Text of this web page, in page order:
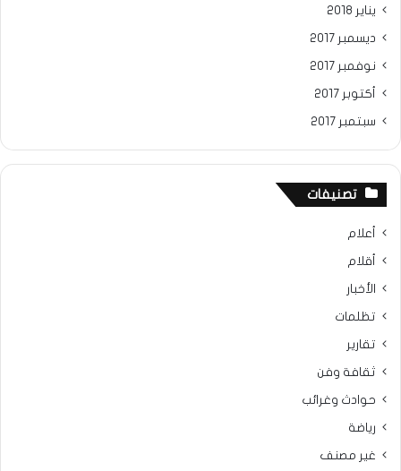
يناير 2018
ديسمبر 2017
نوفمبر 2017
أكتوبر 2017
سبتمبر 2017
تصنيفات
أعلام
أقلام
الأخبار
تظلمات
تقارير
ثقافة وفن
حوادث وغرائب
رياضة
غير مصنف